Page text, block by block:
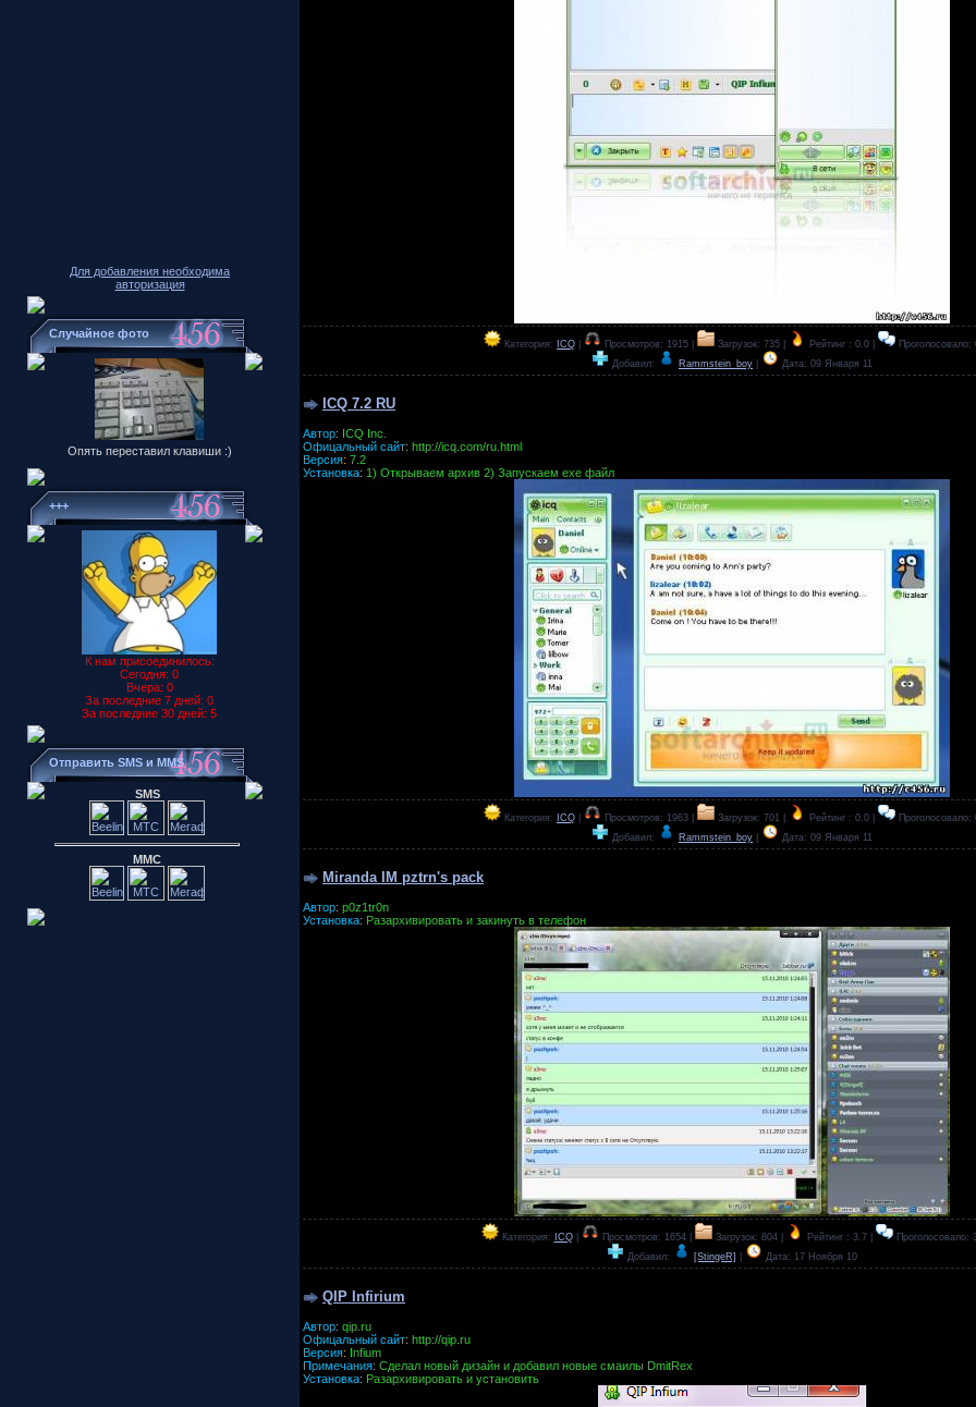
Для добавления необходима
авторизация
Случайное фото
Опять переставил клавиши :)
+++
К нам присоединилось:
Сегодня: 0
Вчера: 0
За последние 7 дней: 0
За последние 30 дней: 5
Отправить SMS и MMS
SMS
ММС
Категория: ICQ Просмотров: 1915 | Загрузок: 735 | Рейтинг : 0.0 |
Проголосовало:
Добавил:
Rammstein_boy Дата: 09 Января 11
ICQ 7.2 RU
Автор: ICQ Inc.
Офицальный сайт: http://icq.com/ru.html
Версия: 7.2
Установка: 1) Открываем архив 2) Запускаем ехе файл
Категория: ICQ Просмотров: 1963 | Загрузок: 701 | Рейтинг : 0.0 |
Проголосовало:
Добавил:
Rammstein_boy Дата: 09 Января 11
Miranda IM pztrn's pack
Автор: p0z1tr0n
Установка: Разархивировать и закинуть в телефон
Категория: ICQ| Просмотров: 1654 | Загрузок: 804 | Рейтинг : 3.7 |
Проголосовало:
Добавил:
[StingeR] Дата: 17 Ноября 10
QIP Infirium
Автор: qip.ru
Офицальный сайт: http://qip.ru
Версия: Infium
Примечания: Сделал новый дизайн и добавил новые смаилы DmitRex
Установка: Разархивировать и установить